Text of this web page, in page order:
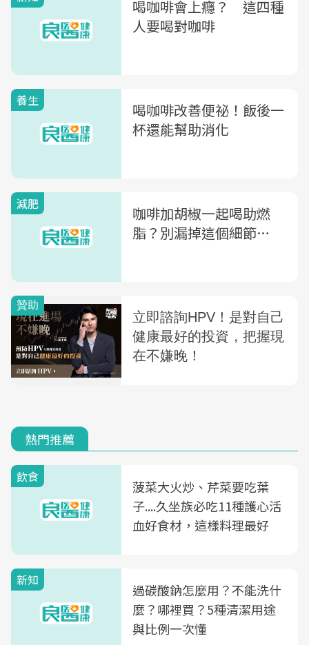
喝咖啡會上癮？ 這四種
人要喝對咖啡
養生
喝咖啡改善便祕！飯後一
杯還能幫助消化
減肥
咖啡加胡椒一起喝助燃
脂？別漏掉這個細節…
熱門推薦
飲食
菠菜大火炒、芹菜要吃葉
子....久坐族必吃11種護心活
血好食材，這樣料理最好
新知
過碳酸鈉怎麼用？不能洗什
麼？哪裡買？5種清潔用途
與比例一次懂